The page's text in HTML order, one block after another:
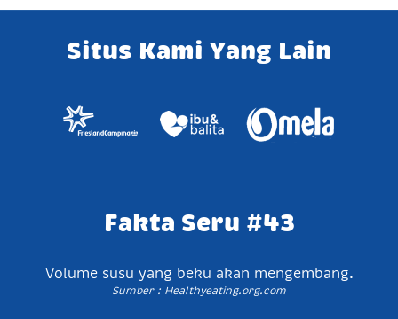
Situs Kami Yang Lain
Fakta Seru #43
Volume susu yang beku akan mengembang.
Sumber : Healthyeating.org.com